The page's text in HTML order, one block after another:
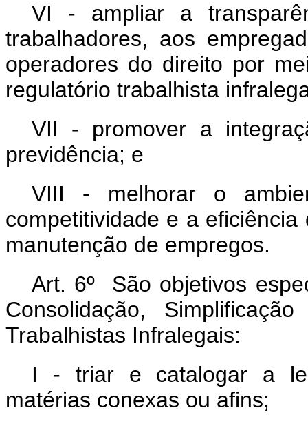
VI - ampliar a
trabalhadores, aos
operadores do direito por
regulatório trabalhista
VII - promover a
previdência; e
VIII - melhorar o
competitividade e a
manutenção de empregos.
Art. 6º São objetivos
Consolidação,
Trabalhistas Infralegais:
I - triar e catalogar a
matérias conexas ou afins;